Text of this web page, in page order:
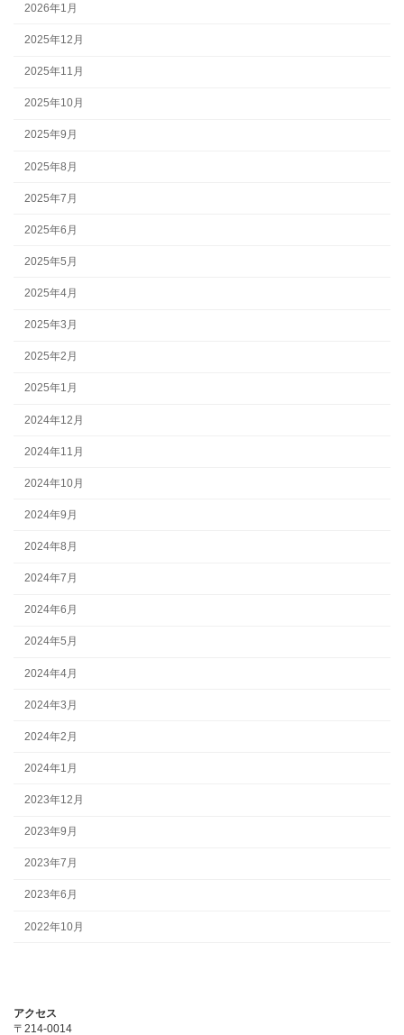
2026年1月
2025年12月
2025年11月
2025年10月
2025年9月
2025年8月
2025年7月
2025年6月
2025年5月
2025年4月
2025年3月
2025年2月
2025年1月
2024年12月
2024年11月
2024年10月
2024年9月
2024年8月
2024年7月
2024年6月
2024年5月
2024年4月
2024年3月
2024年2月
2024年1月
2023年12月
2023年9月
2023年7月
2023年6月
2022年10月
アクセス
〒214-0014